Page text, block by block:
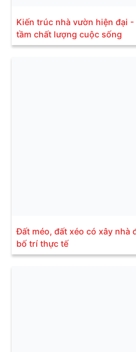
Kiến trúc nhà vườn hiện đại
tầm chất lượng cuộc sống
Đất méo, đất xéo có xây nhà
bố trí thực tế